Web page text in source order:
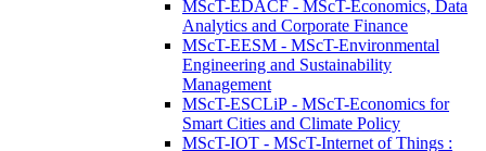
MScT-EDACF - MScT-Economics, Data
Analytics and Corporate Finance
MScT-EESM - MScT-Environmental
Engineering and Sustainability
Management
MScT-ESCLiP - MScT-Economics for
Smart Cities and Climate Policy
MScT-IOT - MScT-Internet of Things :